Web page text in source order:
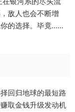
敌人也会不断增
的选择。毕竟……
回归地球的最短路
取金钱升级发动机